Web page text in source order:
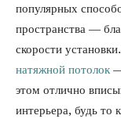
популярных
пространства —
скорости
натяжной потолок
этом отлично
интерьера, будь то